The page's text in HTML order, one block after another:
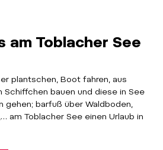
am Toblacher See
plantschen, Boot fahren, aus
Schiffchen bauen und diese in See
barfuß über Waldboden,
am Toblacher See einen Urlaub in